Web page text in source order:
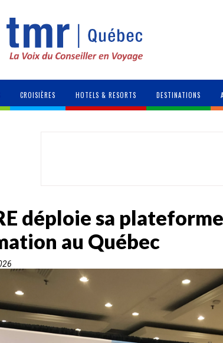
CROISIÈRES HOTELS & RESORTS DESTINATIONS
déploie sa
au Québec